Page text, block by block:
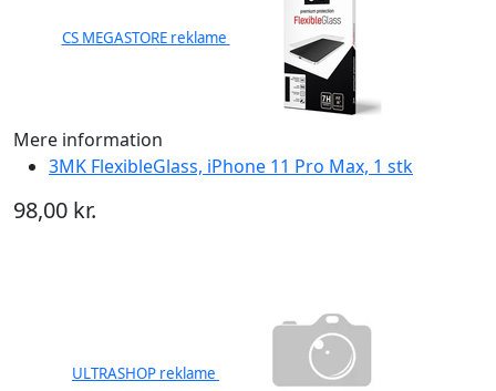
CS MEGASTORE reklame
Mere information
3MK FlexibleGlass, iPhone 11 Pro Max, 1 stk
98,00 kr.
ULTRASHOP reklame